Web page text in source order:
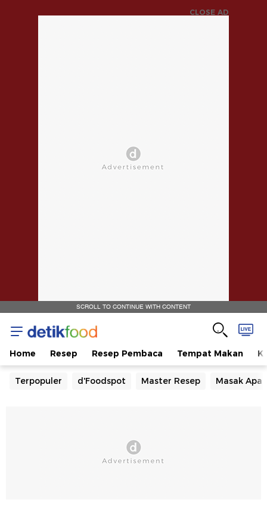
CLOSE AD
SCROLL TO CONTINUE WITH CONTENT
Home Resep Resep Pembaca Tempat Makan
Terpopuler d'Foodspot Master Resep Masak Apa